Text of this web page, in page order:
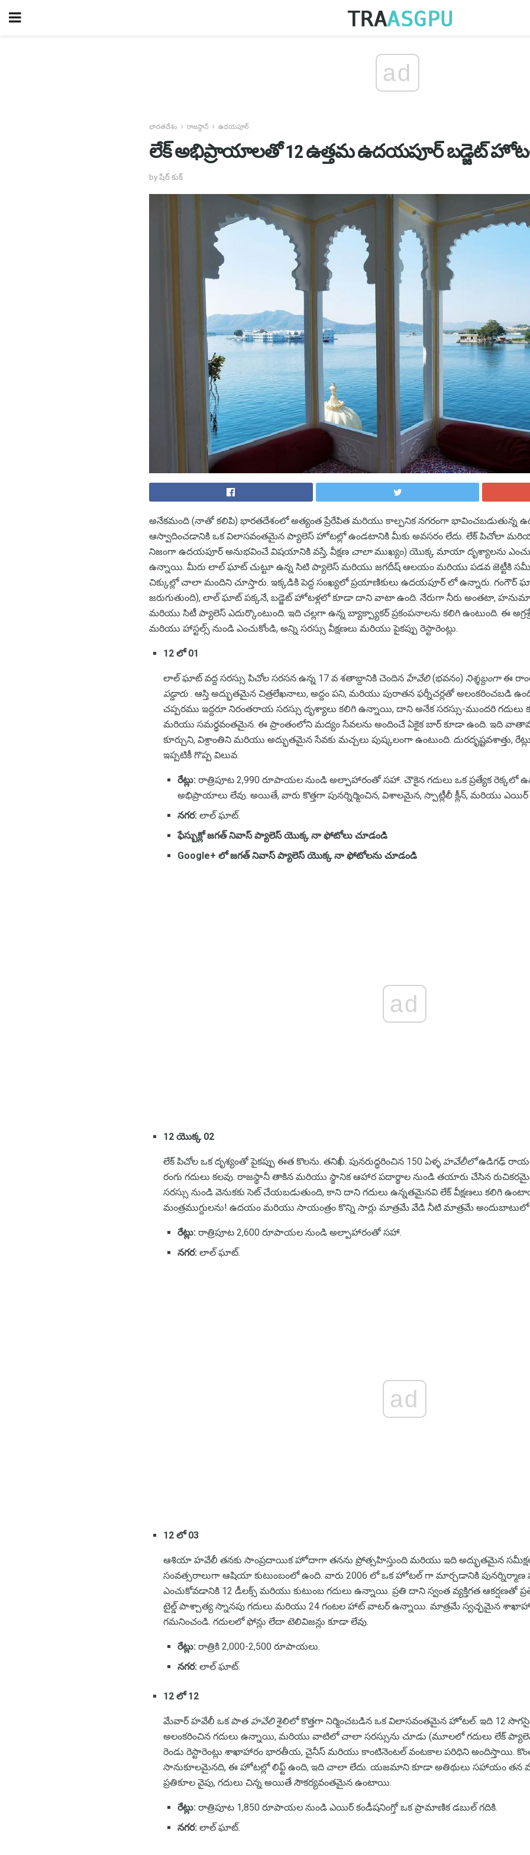
ad
భారతదేశం రాజస్థాన్ ఉదయపూర్
లేక్ అభిప్రాయాలతో 12 ఉత్తమ ఉదయపూర్ బడ్జెట్
by షేర్ కుక్
అనేకమంది (నాతో కలిపి) భారతదేశంలో అత్యంత ప్రేరేపిత మరియు కాల్పనిక నగరంగా భావించబడుతున్న
ఆస్వాదించడానికి ఒక విలాసవంతమైన ప్యాలెస్ హోటల్లో ఉండటానికి మీకు అవసరం లేదు. లేక్ పిచోలా
నిజంగా ఉదయపూర్ అనుభవించే విషయానికి వస్తే, వీక్షణ చాలాముఖ్యం) యొక్క మాయా దృశ్యాలను
ఉన్నాయి. మీరు లాల్ ఘాట్ చుట్టూ ఉన్న సిటి ప్యాలెస్ మరియు జగదీష్ ఆలయం మరియు పడవ జెట్టీకి
చిక్కుల్లో చాలా మందిని చూస్తారు. ఇక్కడికి పెద్ద సంఖ్యలో ప్రయాణికులు ఉదయపూర్ లో ఉన్నారు. గంగౌర్
జరుగుతుంది), లాల్ ఘాట్ పక్కనే, బడ్జెట్ హోటళ్లలో కూడా దాని వాటా ఉంది. నేరుగా నీరు అంతటా,
మరియు సిటీ ప్యాలెస్ ఎదుర్కొంటుంది. ఇది చల్లగా ఉన్న బ్యాక్ప్యాకర్ ప్రకంపనాలను కలిగి ఉంటుంది. ఈ
మరియు హాస్టల్స్ నుండి ఎంచుకోండి, అన్ని సరస్సు వీక్షణలు మరియు పైకప్పు రెస్టారెంట్లు.
12 లో 01
లాల్ ఘాట్ వద్ద సరస్సు పిచోల సరసన ఉన్న 17 వ శతాబ్దానికి చెందిన హేవేలి(భవనం) నిశ్శబ్దంగాఈ
పడ్డారు . ఆస్తి అద్భుతమైన చిత్రలేఖనాలు, అద్దం పని, మరియు పురాతన ఫర్నీచర్లతో అలంకరించబడి
చప్పరము ఇద్దరూ నిరంతరాయ సరస్సు దృశ్యాలు కలిగి ఉన్నాయి, దాని అనేక సరస్సు-ముందరి
మరియు సమర్థవంతమైన. ఈ ప్రాంతంలోని మద్యం సేవలను అందించే ఏకైక బార్ కూడా ఉంది. ఇది
కూర్చుని, విశ్రాంతిని మరియు అద్భుతమైన సేవకు మచ్చలు పుష్కలంగా ఉంటుంది. దురదృష్టవశాత్తు,
ఇప్పటికీ గొప్ప విలువ.
రేట్లు: రాత్రిపూట 2,990 రూపాయల నుండి అల్పాహారంతో సహా. చౌకైన గదులు ఒక ప్రత్యేక
అభిప్రాయాలు లేవు. అయితే, వారు కొత్తగా పునర్నిర్మించిన, విశాలమైన, స్పాట్లీలీ క్లీన్, మరియు ఎయిర్
నగర: లాల్ ఘాట్.
ఫేస్బుక్లో జగత్ నివాస్ ప్యాలెస్ యొక్క నా ఫోటోలు చూడండి
Google+ లో జగత్ నివాస్ ప్యాలెస్ యొక్క నా ఫోటోలను చూడండి
ad
12 యొక్క 02
లేక్ పిచోల ఒక దృశ్యంతో పైకప్పు ఈత కొలను. తనిఖీ. పునరుద్ధరించిన 150 ఏళ్ళ హవేలీలోఉడిగఢ్ రాయల్
రంగు గదులు కలవు. రాజస్థానీ తాకిన మరియు స్థానిక ఆహార పదార్థాల నుండి తయారు చేసిన
సరస్సు నుండి వెనుకకు సెట్ చేయబడుతుంది, కాని దాని గదులు ఉన్నతమైనవి లేక్ వీక్షణలు కలిగి
మంత్రముగ్దులను! ఉదయం మరియు సాయంత్రం కొన్ని సార్లు మాత్రమే వేడి నీటి మాత్రమే అందుబాటులో
రేట్లు: రాత్రిపూట 2,600 రూపాయల నుండి అల్పాహారంతో సహా.
నగర: లాల్ ఘాట్.
ad
12 లో 03
ఆశియా హవేలీ తనకు సాంప్రదాయిక హోదాగా తనను ప్రోత్సహిస్తుంది మరియు ఇది అద్భుతమైన
సంవత్సరాలుగా ఆషియా కుటుంబంలో ఉంది. వారు 2006 లో ఒక హోటల్ గా మార్చడానికి పునర్నిర్మాణ
ఎంచుకోవడానికి 12 డీలక్స్ మరియు కుటుంబ గదులు ఉన్నాయి. ప్రతి దాని స్వంత వ్యక్తిగత ఆకర్షణతో
టైల్డ్ పాశ్చాత్య స్నానపు గదులు మరియు 24 గంటల హాట్ వాటర్ ఉన్నాయి. మాత్రమే స్వచ్ఛమైన శాఖాహారం
గమనించండి. గదులలో ఫోన్లు లేదా టెలివిజన్లు కూడా లేవు.
రేట్లు: రాత్రికి 2,000-2,500 రూపాయలు.
నగర: లాల్ ఘాట్.
12 లో 12
మేవార్ హవేలీ ఒక పాత హవేలిశైలిలో కొత్తగా నిర్మించబడిన ఒక విలాసవంతమైన హోటల్. ఇది 12
అలంకరించిన గదులు ఉన్నాయి, మరియు వాటిలో చాలా సరస్సును చూడు (మూలలో గదులు లేక్
రెండు రెస్టారెంట్లు శాఖాహారం భారతీయ, చైనీస్ మరియు కాంటినెంటల్ వంటకాల పరిధిని అందిస్తాయి.
సానుకూలమైనది, ఈ హోటల్లో లిఫ్ట్ ఉంది, ఇది చాలా లేదు. యజమాని కూడా అతిథులు సహాయం తన
ప్రతికూల వైపు, గదులు చిన్న అయితే సౌకర్యవంతమైన ఉంటాయి.
రేట్లు: రాత్రిపూట 1,850 రూపాయల నుండి ఎయిర్ కండీషనింగ్తో ఒక ప్రామాణిక డబుల్ గదికి.
నగర: లాల్ ఘాట్.